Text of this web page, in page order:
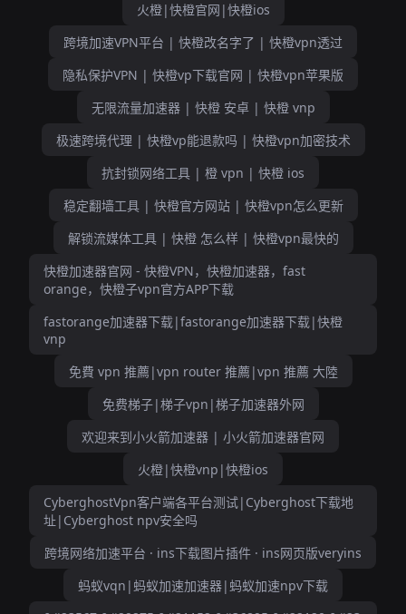
火橙|快橙官网|快橙ios
跨境加速VPN平台 | 快橙改名字了 | 快橙vpn透过
隐私保护VPN | 快橙vp下载官网 | 快橙vpn苹果版
无限流量加速器 | 快橙 安卓 | 快橙 vnp
极速跨境代理 | 快橙vp能退款吗 | 快橙vpn加密技术
抗封锁网络工具 | 橙 vpn | 快橙 ios
稳定翻墙工具 | 快橙官方网站 | 快橙vpn怎么更新
解锁流媒体工具 | 快橙 怎么样 | 快橙vpn最快的
快橙加速器官网 - 快橙VPN，快橙加速器，fast
orange，快橙子vpn官方APP下载
fastorange加速器下载|fastorange加速器下载|快橙
vnp
免費 vpn 推薦|vpn router 推薦|vpn 推薦 大陸
免费梯子|梯子vpn|梯子加速器外网
欢迎来到小火箭加速器 | 小火箭加速器官网
火橙|快橙vnp|快橙ios
CyberghostVpn客户端各平台测试|Cyberghost下载地
址|Cyberghost npv安全吗
跨境网络加速平台 · ins下载图片插件 · ins网页版veryins
蚂蚁vqn|蚂蚁加速加速器|蚂蚁加速npv下载